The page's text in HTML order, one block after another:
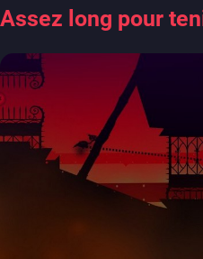
Assez long pour